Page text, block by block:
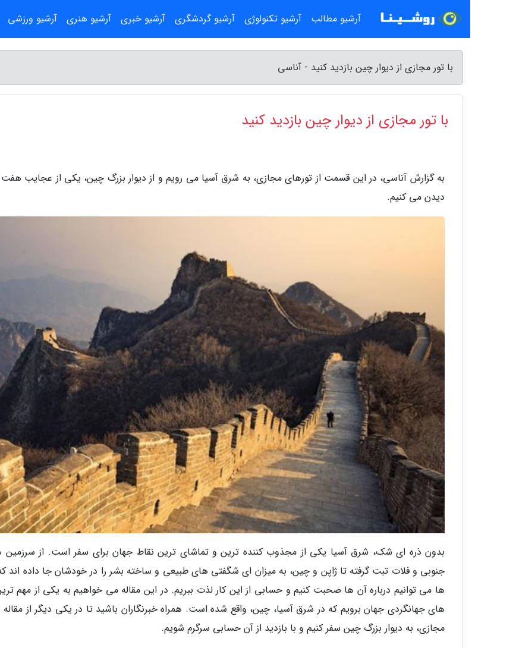
با تور مجازی از دیوار چین بازدید کنید - آناسی
با تور مجازی از دیوار چین بازدید کنید
به گزارش آناسی، در این قسمت از تورهای مجازی، به شرق آسیا می رویم و از دیوار بزرگ چین، یکی از عجایب هفت
دیدن می کنیم.
بدون ذره ای شک، شرق آسیا یکی از مجذوب کننده ترین و تماشای ترین نقاط جهان برای سفر است. از سرزمین
جنوبی و فلات تبت گرفته تا ژاپن و چین، به میزان ای شگفتی های طبیعی و ساخته بشر را در خودشان جا داده اند
ها می توانیم درباره آن ها صحبت کنیم و حسابی از این کار لذت ببریم. در این مقاله می خواهیم به یکی از مهم
های جهانگردی جهان برویم که در شرق آسیا، چین، واقع شده است. همراه خبرنگاران باشید تا در یکی دیگر از مقاله
مجازی، به دیوار بزرگ چین سفر کنیم و با بازدید از آن حسابی سرگرم شویم.
آرشیو مطالب آرشیو تکنولوژی آرشیو گردشگری آرشیو خبری آرشیو هنری آرشیو ورزشی